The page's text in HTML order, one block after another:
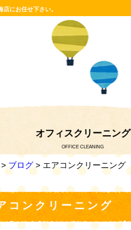
にお任せ下さい。
オフィスクリーニング
OFFICE CLEANING
>ブログ> エアコンクリーニング
コンクリーニング